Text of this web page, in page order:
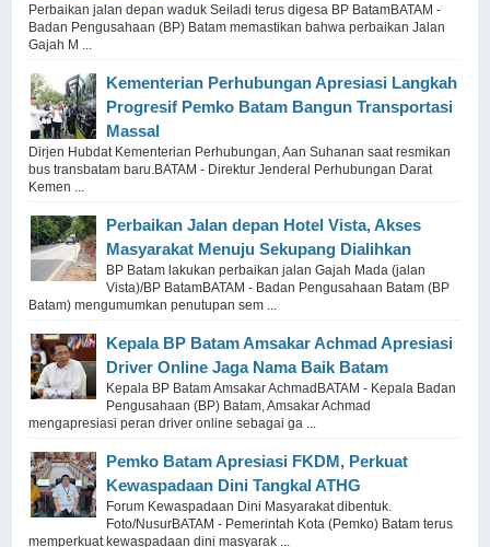
Perbaikan jalan depan waduk Seiladi terus digesa BP BatamBATAM -
Badan Pengusahaan (BP) Batam memastikan bahwa perbaikan Jalan
Gajah M ...
Kementerian Perhubungan Apresiasi Langkah
Progresif Pemko Batam Bangun Transportasi
Massal
Dirjen Hubdat Kementerian Perhubungan, Aan Suhanan saat resmikan
bus transbatam baru.BATAM - Direktur Jenderal Perhubungan Darat
Kemen ...
Perbaikan Jalan depan Hotel Vista, Akses
Masyarakat Menuju Sekupang Dialihkan
BP Batam lakukan perbaikan jalan Gajah Mada (jalan
Vista)/BP BatamBATAM - Badan Pengusahaan Batam (BP
Batam) mengumumkan penutupan sem ...
Kepala BP Batam Amsakar Achmad Apresiasi
Driver Online Jaga Nama Baik Batam
Kepala BP Batam Amsakar AchmadBATAM - Kepala Badan
Pengusahaan (BP) Batam, Amsakar Achmad
mengapresiasi peran driver online sebagai ga ...
Pemko Batam Apresiasi FKDM, Perkuat
Kewaspadaan Dini Tangkal ATHG
Forum Kewaspadaan Dini Masyarakat dibentuk.
Foto/NusurBATAM - Pemerintah Kota (Pemko) Batam terus
memperkuat kewaspadaan dini masyarak ...